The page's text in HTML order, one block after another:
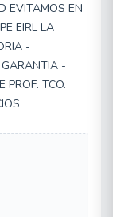
EVITAMOS EN
EIRL LA
-
GARANTIA -
PROF. TCO.